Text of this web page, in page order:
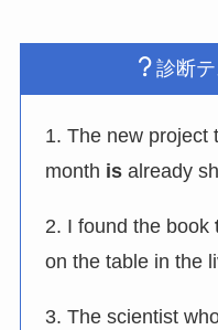
診断テ
1. The new project
month is already
2. I found the book
on the table in the
3. The scientist